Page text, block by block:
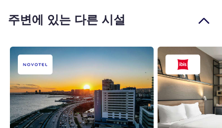
주변에 있는 다른 시설